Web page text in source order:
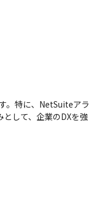
。特に、NetSuiteアラ
して、企業のDXを強